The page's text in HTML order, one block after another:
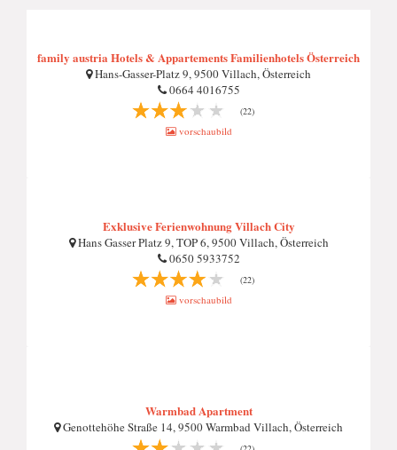
family austria Hotels & Appartements Familienhotels Österreich
Hans-Gasser-Platz 9, 9500 Villach, Österreich
0664 4016755
(22)
vorschaubild
Exklusive Ferienwohnung Villach City
Hans Gasser Platz 9, TOP 6, 9500 Villach, Österreich
0650 5933752
(22)
vorschaubild
Warmbad Apartment
Genottehöhe Straße 14, 9500 Warmbad Villach, Österreich